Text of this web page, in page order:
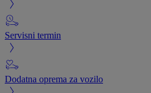
Servisni termin
Dodatna oprema za vozilo